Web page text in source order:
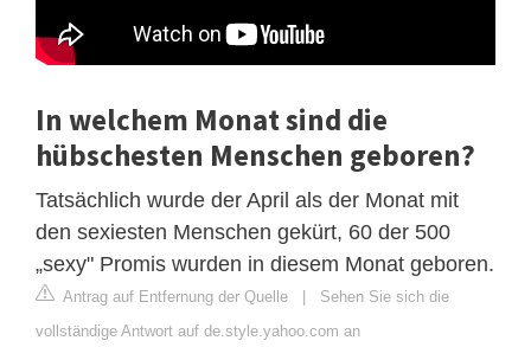
In welchem Monat sind die
hübschesten Menschen geboren?
Tatsächlich wurde der April als der Monat mit
den sexiesten Menschen gekürt, 60 der 500
„sexy" Promis wurden in diesem Monat geboren.
Antrag auf Entfernung der Quelle | Sehen Sie sich die
vollständige Antwort auf de.style.yahoo.com an